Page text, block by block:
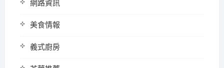
網路資訊
美食情報
義式廚房